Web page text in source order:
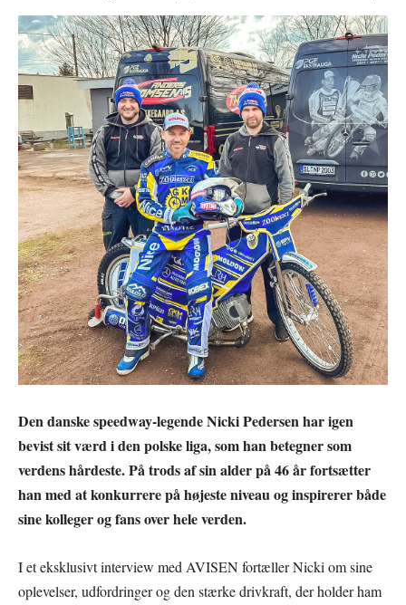
Den danske speedway-legende Nicki Pedersen har igen
bevist sit værd i den polske liga, som han betegner som
verdens hårdeste. På trods af sin alder på 46 år fortsætter
han med at konkurrere på højeste niveau og inspirerer både
sine kolleger og fans over hele verden.
I et eksklusivt interview med AVISEN fortæller Nicki om sine
oplevelser, udfordringer og den stærke drivkraft, der holder ham